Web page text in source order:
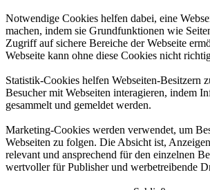
Notwendige Cookies helfen dabei, eine
machen, indem sie Grundfunktionen wie
Zugriff auf sichere Bereiche der Webseite
Webseite kann ohne diese Cookies nicht
Statistik-Cookies helfen Webseiten-Besitzern
Besucher mit Webseiten interagieren, indem
gesammelt und gemeldet werden.
Marketing-Cookies werden verwendet, um
Webseiten zu folgen. Die Absicht ist,
relevant und ansprechend für den einzelnen
wertvoller für Publisher und werbetreibende